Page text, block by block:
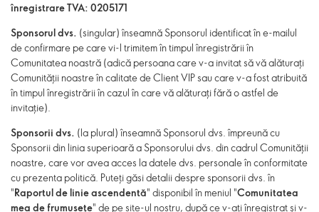
înregistrare TVA: 0205171
Sponsorul dvs. (singular) înseamnă Sponsorul identificat în e-mailul
de confirmare pe care vi-l trimitem în timpul înregistrării în
Comunitatea noastră (adică persoana care v-a invitat să vă alăturați
Comunității noastre în calitate de Client VIP sau care v-a fost atribuită
în timpul înregistrării în cazul în care vă alăturați fără o astfel de
invitație).
Sponsorii dvs. (la plural) înseamnă Sponsorul dvs. împreună cu
Sponsorii din linia superioară a Sponsorului dvs. din cadrul Comunității
noastre, care vor avea acces la datele dvs. personale în conformitate
cu prezenta politică. Puteți găsi detalii despre sponsorii dvs. în
"Raportul de linie ascendentă" disponibil în meniul "Comunitatea
mea de frumusețe" de pe site-ul nostru, după ce v-ați înregistrat și v-